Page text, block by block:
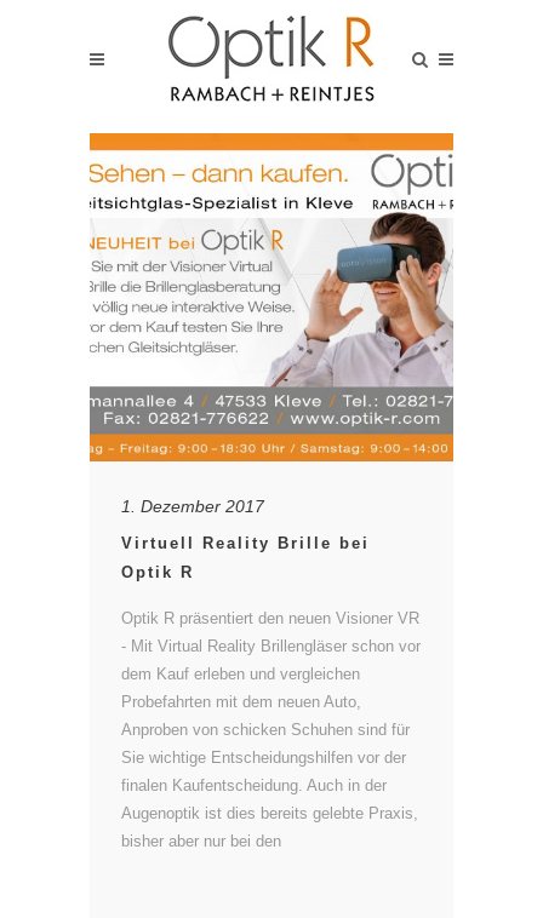
1. Dezember 2017
Virtuell Reality Brille bei
Optik R
Optik R präsentiert den neuen Visioner VR
- Mit Virtual Reality Brillengläser schon vor
dem Kauf erleben und vergleichen
Probefahrten mit dem neuen Auto,
Anproben von schicken Schuhen sind für
Sie wichtige Entscheidungshilfen vor der
finalen Kaufentscheidung. Auch in der
Augenoptik ist dies bereits gelebte Praxis,
bisher aber nur bei den